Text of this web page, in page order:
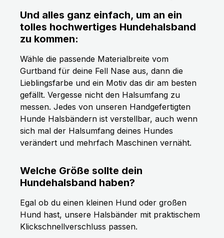
Und alles ganz einfach, um an ein
tolles hochwertiges Hundehalsband
zu kommen:
Wähle die passende Materialbreite vom
Gurtband für deine Fell Nase aus, dann die
Lieblingsfarbe und ein Motiv das dir am besten
gefällt. Vergesse nicht den Halsumfang zu
messen. Jedes von unseren Handgefertigten
Hunde Halsbändern ist verstellbar, auch wenn
sich mal der Halsumfang deines Hundes
verändert und mehrfach Maschinen vernäht.
Welche Größe sollte dein
Hundehalsband haben?
Egal ob du einen kleinen Hund oder großen
Hund hast, unsere Halsbänder mit praktischem
Klickschnellverschluss passen.